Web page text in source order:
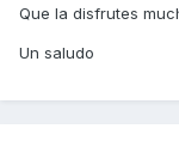
Que la disfrutes
Un saludo